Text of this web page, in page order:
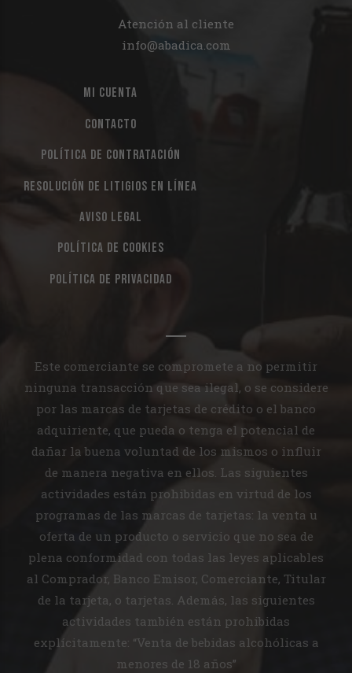
Atención al cliente
info@abadica.com
MI CUENTA
CONTACTO
POLÍTICA DE CONTRATACIÓN
RESOLUCIÓN DE LITIGIOS EN LÍNEA
AVISO LEGAL
POLÍTICA DE COOKIES
POLÍTICA DE PRIVACIDAD
Este comerciante se compromete a no permitir
ninguna transacción que sea ilegal, o se considere
por las marcas de tarjetas de crédito o el banco
adquiriente, que pueda o tenga el potencial de
dañar la buena voluntad de los mismos o influir
de manera negativa en ellos. Las siguientes
actividades están prohibidas en virtud de los
programas de las marcas de tarjetas: la venta u
oferta de un producto o servicio que no sea de
plena conformidad con todas las leyes aplicables
al Comprador, Banco Emisor, Comerciante, Titular
de la tarjeta, o tarjetas. Además, las siguientes
actividades también están prohibidas
explícitamente: “Venta de bebidas alcohólicas a
menores de 18 años”